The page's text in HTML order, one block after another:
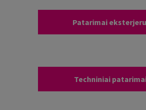
Patarimai
Techniniai